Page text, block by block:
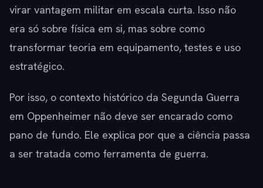
virar vantagem militar em escala curta. Isso não
era só sobre física em si, mas sobre como
transformar teoria em equipamento, testes e uso
estratégico.
Por isso, o contexto histórico da Segunda Guerra
em Oppenheimer não deve ser encarado como
pano de fundo. Ele explica por que a ciência passa
a ser tratada como ferramenta de guerra.